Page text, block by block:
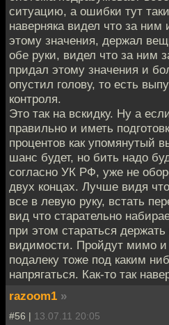
ситуацию, а ошибки тут
наверняка видел что за ним
этому значения, держал
обе руки, видел что за ним
придал этому значения и
опустил голову, то есть
контроля.
Это так на вскидку. Ну а
правильно и иметь
процентов как упомянутый
шанс будет, но бить надо
согласно УК РФ, уже не
двух концах. Лучше видя
все в левую руку, встать
вид что старательно
при этом стараться
видимости. Пройдут мимо и
подалеку тоже под каким
напрягаться. Как-то так
razoom1 »
#56 | 13.07.11 20:05